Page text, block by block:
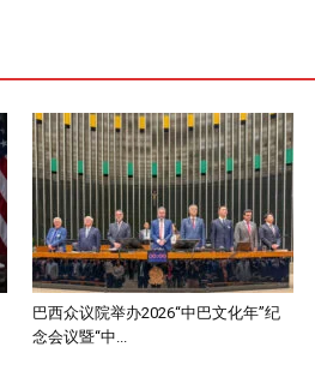
巴西众议院举办2026“中巴文化年”纪
念会议暨“中...